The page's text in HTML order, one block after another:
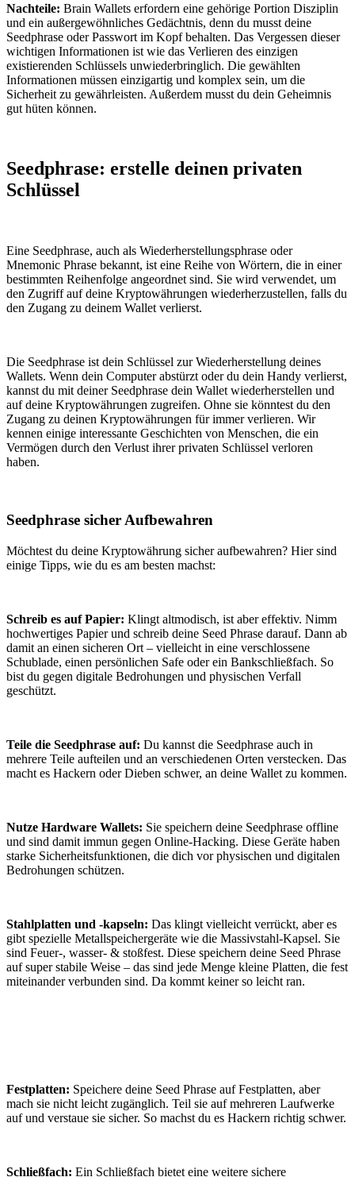
Nachteile: Brain Wallets erfordern eine gehörige Portion Disziplin
und ein außergewöhnliches Gedächtnis, denn du musst deine
Seedphrase oder Passwort im Kopf behalten. Das Vergessen dieser
wichtigen Informationen ist wie das Verlieren des einzigen
existierenden Schlüssels unwiederbringlich. Die gewählten
Informationen müssen einzigartig und komplex sein, um die
Sicherheit zu gewährleisten. Außerdem musst du dein Geheimnis
gut hüten können.
Seedphrase: erstelle deinen privaten
Schlüssel
Eine Seedphrase, auch als Wiederherstellungsphrase oder
Mnemonic Phrase bekannt, ist eine Reihe von Wörtern, die in einer
bestimmten Reihenfolge angeordnet sind. Sie wird verwendet, um
den Zugriff auf deine Kryptowährungen wiederherzustellen, falls du
den Zugang zu deinem Wallet verlierst.
Die Seedphrase ist dein Schlüssel zur Wiederherstellung deines
Wallets. Wenn dein Computer abstürzt oder du dein Handy verlierst,
kannst du mit deiner Seedphrase dein Wallet wiederherstellen und
auf deine Kryptowährungen zugreifen. Ohne sie könntest du den
Zugang zu deinen Kryptowährungen für immer verlieren. Wir
kennen einige interessante Geschichten von Menschen, die ein
Vermögen durch den Verlust ihrer privaten Schlüssel verloren
haben.
Seedphrase sicher Aufbewahren
Möchtest du deine Kryptowährung sicher aufbewahren? Hier sind
einige Tipps, wie du es am besten machst:
Schreib es auf Papier: Klingt altmodisch, ist aber effektiv. Nimm
hochwertiges Papier und schreib deine Seed Phrase darauf. Dann ab
damit an einen sicheren Ort – vielleicht in eine verschlossene
Schublade, einen persönlichen Safe oder ein Bankschließfach. So
bist du gegen digitale Bedrohungen und physischen Verfall
geschützt.
Teile die Seedphrase auf: Du kannst die Seedphrase auch in
mehrere Teile aufteilen und an verschiedenen Orten verstecken. Das
macht es Hackern oder Dieben schwer, an deine Wallet zu kommen.
Nutze Hardware Wallets: Sie speichern deine Seedphrase offline
und sind damit immun gegen Online-Hacking. Diese Geräte haben
starke Sicherheitsfunktionen, die dich vor physischen und digitalen
Bedrohungen schützen.
Stahlplatten und -kapseln: Das klingt vielleicht verrückt, aber es
gibt spezielle Metallspeichergeräte wie die Massivstahl-Kapsel. Sie
sind Feuer-, wasser- & stoßfest. Diese speichern deine Seed Phrase
auf super stabile Weise – das sind jede Menge kleine Platten, die fest
miteinander verbunden sind. Da kommt keiner so leicht ran.
Festplatten: Speichere deine Seed Phrase auf Festplatten, aber
mach sie nicht leicht zugänglich. Teil sie auf mehreren Laufwerke
auf und verstaue sie sicher. So machst du es Hackern richtig schwer.
Schließfach: Ein Schließfach bietet eine weitere sichere